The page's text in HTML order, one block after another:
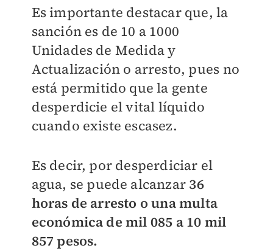
Es importante destacar que, la
sanción es de 10 a 1000
Unidades de Medida y
Actualización o arresto, pues no
está permitido que la gente
desperdicie el vital líquido
cuando existe escasez.
Es decir, por desperdiciar el
agua, se puede alcanzar 36
horas de arresto o una multa
económica de mil 085 a 10 mil
857 pesos.